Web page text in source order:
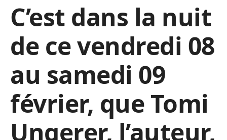
C’est dans la nuit
de ce vendredi 08
au samedi 09
février, que Tomi
Ungerer, l’auteur,